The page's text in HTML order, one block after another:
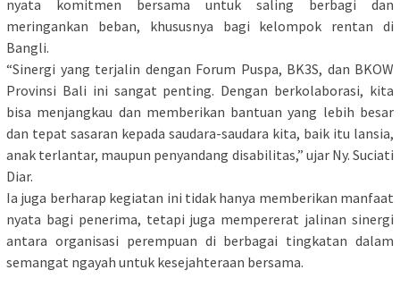
nyata komitmen bersama untuk saling berbagi dan
meringankan beban, khususnya bagi kelompok rentan di
Bangli.
“Sinergi yang terjalin dengan Forum Puspa, BK3S, dan BKOW
Provinsi Bali ini sangat penting. Dengan berkolaborasi, kita
bisa menjangkau dan memberikan bantuan yang lebih besar
dan tepat sasaran kepada saudara-saudara kita, baik itu lansia,
anak terlantar, maupun penyandang disabilitas,” ujar Ny. Suciati
Diar.
Ia juga berharap kegiatan ini tidak hanya memberikan manfaat
nyata bagi penerima, tetapi juga mempererat jalinan sinergi
antara organisasi perempuan di berbagai tingkatan dalam
semangat ngayah untuk kesejahteraan bersama.